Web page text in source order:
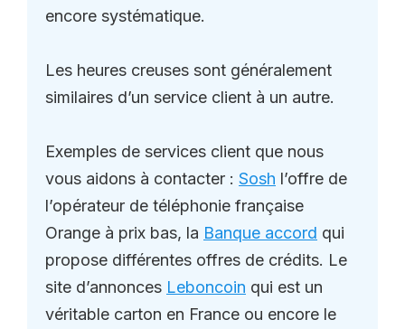
encore systématique.
Les heures creuses sont généralement
similaires d’un service client à un autre.
Exemples de services client que nous
vous aidons à contacter : Sosh l’offre de
l’opérateur de téléphonie française
Orange à prix bas, la Banque accord qui
propose différentes offres de crédits. Le
site d’annonces Leboncoin qui est un
véritable carton en France ou encore le